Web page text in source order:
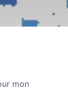
mon